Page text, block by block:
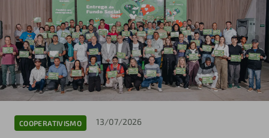
COOPERATIVISMO 13/07/2026